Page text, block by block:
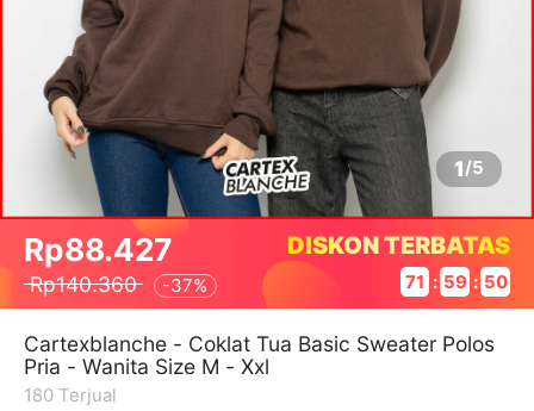
1/5
Rp88.427
Rp140.360 -37%
DISKON TERBATAS
71 : 59 : 50
Cartexblanche - Coklat Tua Basic Sweater Polos
Pria - Wanita Size M - Xxl
180 Terjual